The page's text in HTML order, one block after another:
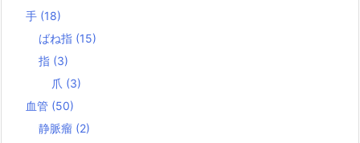
手 (18)
ばね指 (15)
指 (3)
爪 (3)
血管 (50)
静脈瘤 (2)